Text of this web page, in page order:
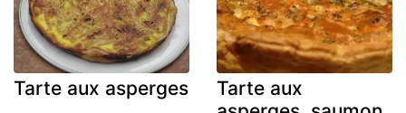
Tarte aux asperges
Tarte aux